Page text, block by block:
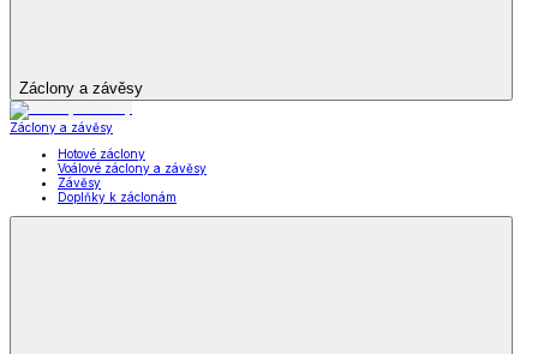
Záclony a závěsy
Záclony a závěsy
Hotové záclony
Voálové záclony a závěsy
Závěsy
Doplňky k záclonám